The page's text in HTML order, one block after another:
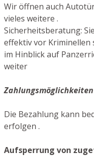
Wir öffnen auch
vieles weitere .
Sicherheitsberatung:
effektiv vor Kriminellen
im Hinblick auf
weiter
Zahlungsmöglichkeiten
Die Bezahlung kann
erfolgen .
Aufsperrung von